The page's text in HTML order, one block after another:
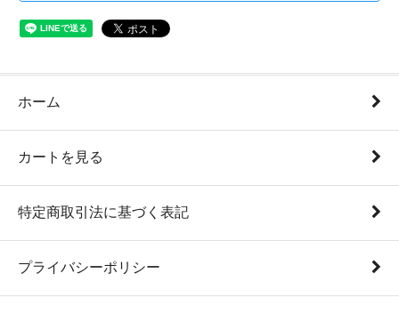
ホーム
カートを見る
特定商取引法に基づく表記
プライバシーポリシー